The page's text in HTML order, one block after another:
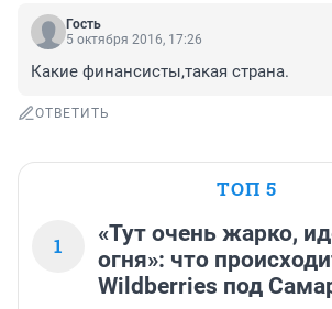
Гость
5 октября 2016, 17:26
Какие финансисты,такая страна.
ОТВЕТИТЬ
ТОП 5
1
«Тут очень жарко,
огня»: что
Wildberries под